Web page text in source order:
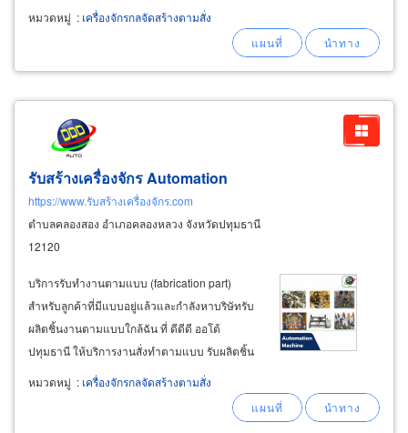
เครื่องล้างอัลตร้าโซนิคอุตสาหกรรม ใช้ล้าง
ทำความสะอาด รวมถึงฆ่าเชื้อโรคได้อีกด้วย เป็น
เครื่องล้างให้กับกลุ่มธุรกิจคอมพิวเตอร์ อิเล็คทรอ
นิคส์
หมวดหมู่ : เครื่องจักรกลจัดสร้างตามสั่ง
รับสร้างเครื่องจักร Automation
https://www.รับสร้างเครื่องจักร.com
ตำบลคลองสอง อำเภอคลองหลวง จังหวัดปทุมธานี
12120
บริการรับทำงานตามแบบ (fabrication part)
สำหรับลูกค้าที่มีแบบอยู่แล้วและกำลังหาบริษัทรับ
ผลิตชิ้นงานตามแบบใกล้ฉัน ที่ ดีดีดี ออโต้
ปทุมธานี ให้บริการงานสั่งทำตามแบบ รับผลิตชิ้น
งานโลหะ ตาม order ของลูกค้า ภายในบริษัทของ
เรา มีความชำนาญการกลึง กัด ขัด เจาะ เชื่อม ต่อ
ประกอบชิ้นงานให้เหมือนแบบ ได้มาตรฐานเท่ากัน
หมวดหมู่ : เครื่องจักรกลจัดสร้างตามสั่ง